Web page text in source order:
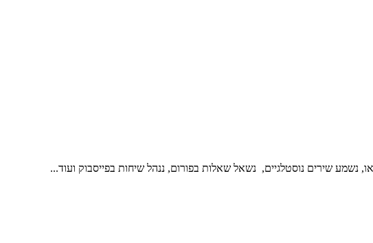
נשמע שירים נוסטלגיים, נשאל שאלות בפורום, ננהל שיחות בפייסבוק ועוד...